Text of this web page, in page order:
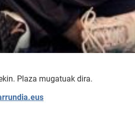
Plaza mugatuak dira.